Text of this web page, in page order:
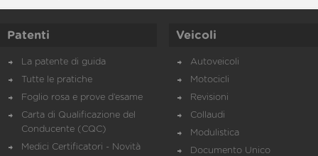
Patenti
La patente di guida
Tutte le pratiche
Foglio rosa e prove d’esame
Carta di Qualificazione del
Conducente (CQC)
Medici Certificatori - Novità
Veicoli
Autoveicoli
Motocicli
Revisioni
Collaudi
Modulistica
Documento Unico